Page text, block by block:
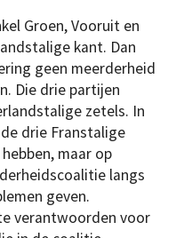
Groen, Vooruit en
kant. Dan
geen meerderheid
Die drie partijen
zetels. In
drie Franstalige
maar op
langs
geven.
verantwoorden voor